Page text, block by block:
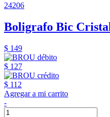
24206
Boligrafo Bic
$ 149
$ 127
$ 112
Agregar a mi carrito
-